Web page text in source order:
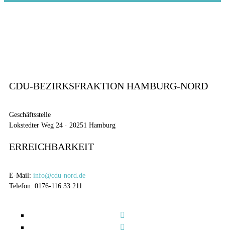
CDU-BEZIRKSFRAKTION HAMBURG-NORD
Geschäftsstelle
Lokstedter Weg 24 · 20251 Hamburg
ERREICHBARKEIT
E-Mail: info@cdu-nord.de
Telefon: 0176-116 33 211